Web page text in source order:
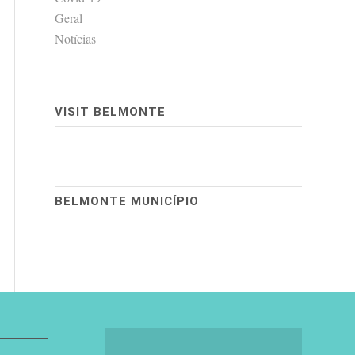
Geral
Notícias
VISIT BELMONTE
BELMONTE MUNICÍPIO